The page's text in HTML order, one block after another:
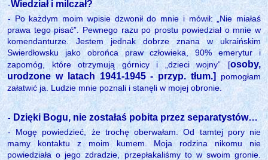
-Wiedział i milczał?
- Po każdym moim wpisie dzwonił do mnie i mówił: „Nie miałaś
prawa tego pisać”. Pewnego razu po prostu powiedział o mnie w
komendanturze. Jestem jednak dobrze znana w ukraińskim
Swierdłowsku jako obrońca praw człowieka, 90% emerytur i
zapomóg, które otrzymują górnicy i „dzieci wojny” [osoby,
urodzone w latach 1941-1945 - przyp. tłum.]
pomogłam
załatwić ja. Ludzie mnie poznali i stanęli w mojej obronie.
- Dzięki Bogu, nie zostałaś pobita przez separatystów…
- Mogę powiedzieć, że trochę oberwałam. Od tamtej pory nie
mamy kontaktu z moim kumem. Moja rodzina nikomu nie
powiedziała o jego zdradzie, przepłakaliśmy to w swoim gronie.